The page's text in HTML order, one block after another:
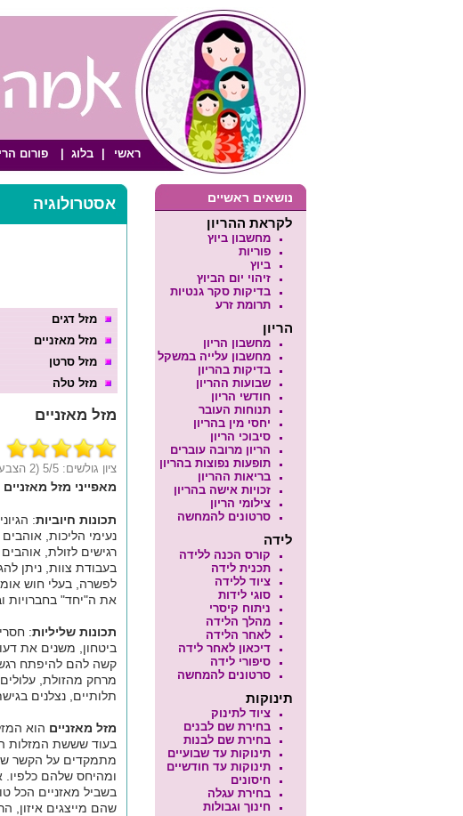
פורום בלוג ראשי
אסטרולוגיה
מזל דגים
מזל מאזניים
מזל סרטן
מזל טלה
מזל מאזניים
ציון גולשים: 5/5 (2 הצבעות)
מאפייני מזל מאזניים
תכונות חיוביות:
נעימי הליכות, אוהבים
רגישים לזולת, אוהבים
בעבודת צוות, ניתן
לפשרה, בעלי חוש
את ה"יחד" בחברויות
תכונות שליליות:
ביטחון, משנים את
קשה להם להיפתח
מרחק מהזולת,
תלותיים, נצלנים
מזל מאזניים הוא
בעוד שששת המזלות
מתמקדים על הקשר
ומהיחס שלהם כלפיו.
בשביל מאזניים הכל
שהם מייצגים איזון,
נושאים ראשיים
לקראת ההריון
מחשבון ביוץ
פוריות
ביוץ
זיהוי יום הביוץ
בדיקות סקר גנטיות
תרומת זרע
הריון
מחשבון הריון
מחשבון עלייה במשקל
בדיקות בהריון
שבועות ההריון
חודשי הריון
תנוחות העובר
יחסי מין בהריון
סיבוכי הריון
הריון מרובה עוברים
תופעות נפוצות בהריון
בריאות ההריון
זכויות אישה בהריון
צילומי הריון
סרטונים להמחשה
לידה
קורס הכנה ללידה
תכנית לידה
ציוד ללידה
סוגי לידות
ניתוח קיסרי
מהלך הלידה
לאחר הלידה
דיכאון לאחר לידה
סיפורי לידה
סרטונים להמחשה
תינוקות
ציוד לתינוק
בחירת שם לבנים
בחירת שם לבנות
תינוקות עד שבועיים
תינוקות עד חודשיים
חיסונים
בחירת עגלה
חינוך וגבולות